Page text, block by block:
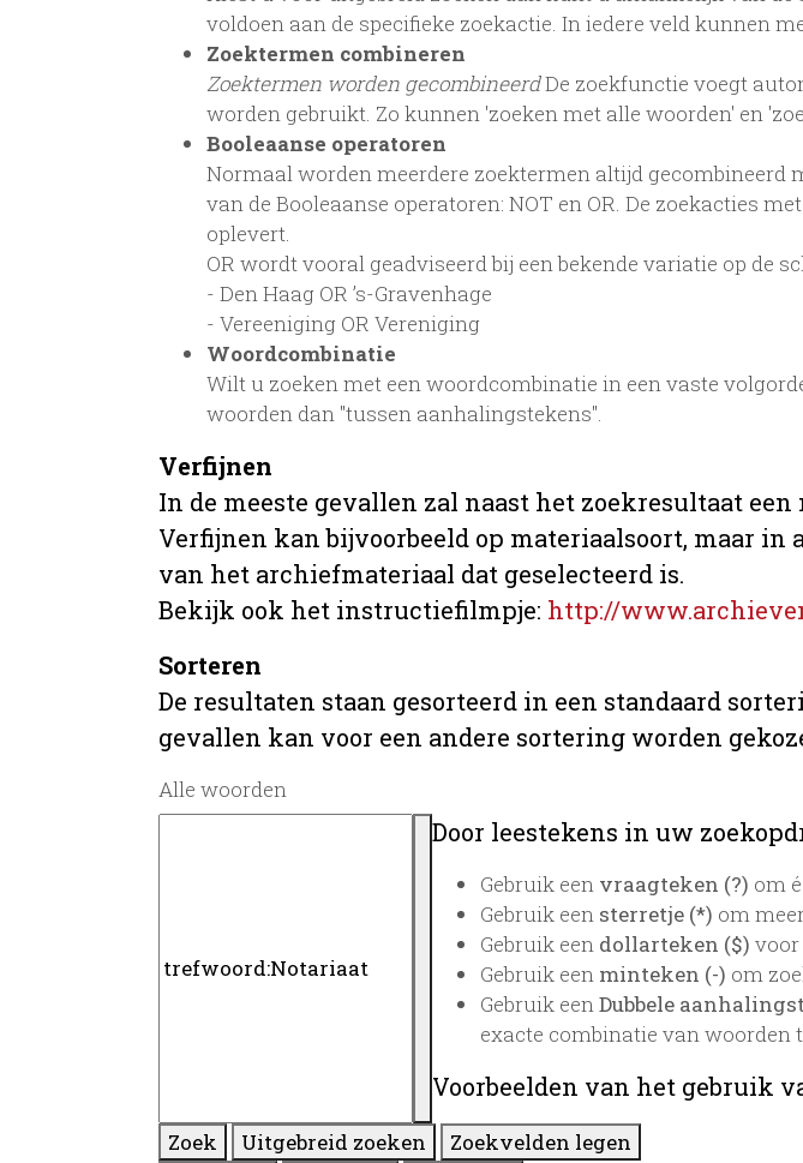
voldoen aan de specifieke zoekactie. In iedere veld kunnen
Zoektermen combineren
Zoektermen worden gecombineerdDe zoekfunctie voegt
worden gebruikt. Zo kunnen 'zoeken met alle woorden' en
Booleaanse operatoren
Normaal worden meerdere zoektermen altijd gecombineerd
van de Booleaanse operatoren: NOT en OR. De zoekacties
oplevert.
OR wordt vooral geadviseerd bij een bekende variatie op de
- Den Haag OR ’s-Gravenhage
- Vereeniging OR Vereniging
Woordcombinatie
Wilt u zoeken met een woordcombinatie in een vaste
woorden dan "tussen aanhalingstekens".
Verfijnen
In de meeste gevallen zal naast het zoekresultaat
Verfijnen kan bijvoorbeeld op materiaalsoort, maar
van het archiefmateriaal dat geselecteerd is.
Bekijk ook het instructiefilmpje: http://
Sorteren
De resultaten staan gesorteerd in een standaard
gevallen kan voor een andere sortering worden
Alle woorden
Door leestekens in uw
Gebruik een vraagteken (?) om
Gebruik een sterretje (*) om
Gebruik een dollarteken ($)
Gebruik een minteken (-) om
Gebruik eenDubbele
exacte combinatie van woorden
Voorbeelden van het gebruik
Zoek Uitgebreid zoeken
Zoekvelden legen